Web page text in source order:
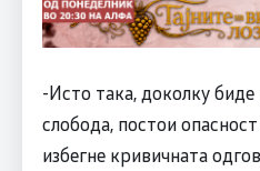
-Исто така, доколку
слобода, постои
избегне кривичната